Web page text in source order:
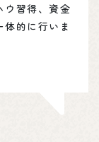
ウ習得、資金
的に行いま